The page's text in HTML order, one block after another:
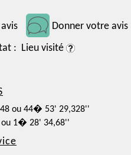
Donner votre avis
: Lieu visité
ou 44� 53' 29,328''
ou 1� 28' 34,68''